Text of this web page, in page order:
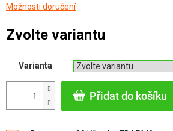
Přidat do košíku
Možnosti doručení
Zvolte variantu
Varianta